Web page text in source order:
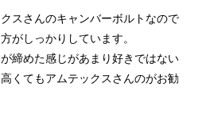
スさんのキャンバーボルトなので
がしっかりしています。
締めた感じがあまり好きではない
くてもアムテックスさんのがお勧